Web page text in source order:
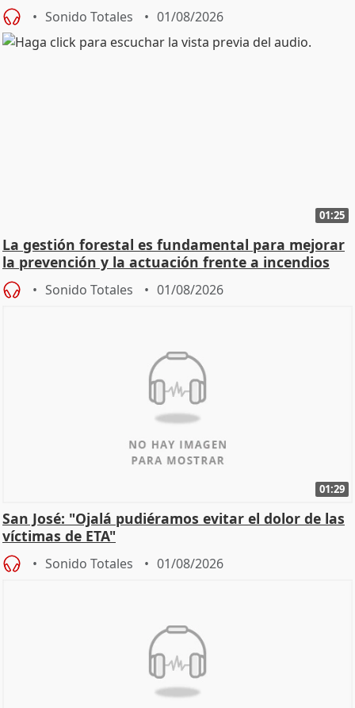
Sonido Totales 01/08/2026
01:25
La gestión forestal es fundamental para mejorar
la prevención y la actuación frente a incendios
Sonido Totales 01/08/2026
01:29
San José: "Ojalá pudiéramos evitar el dolor de las
víctimas de ETA"
Sonido Totales 01/08/2026